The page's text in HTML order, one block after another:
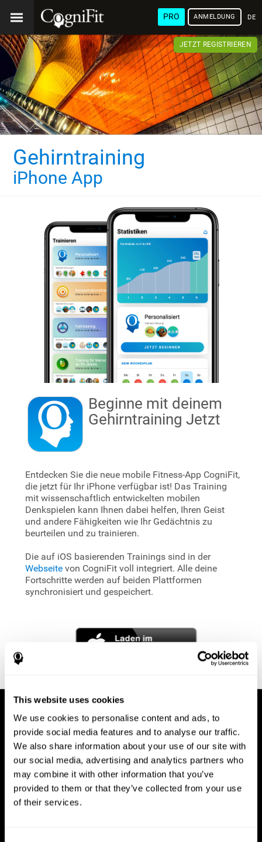
This website uses cookies
We use cookies to personalise content and ads, to
provide social media features and to analyse our traffic.
We also share information about your use of our site with
our social media, advertising and analytics partners who
may combine it with other information that you’ve
provided to them or that they’ve collected from your use
of their services.
PRO ANMELDUNG
JETZT REGISTRIEREN
Gehirntraining
iPhone App
Beginne mit deinem
Gehirntraining Jetzt
Entdecken Sie die neue mobile Fitness-App CogniFit,
die jetzt für Ihr iPhone verfügbar ist! Das Training
mit wissenschaftlich entwickelten mobilen
Denkspielen kann Ihnen dabei helfen, Ihren Geist
und andere Fähigkeiten wie Ihr Gedächtnis zu
beurteilen und zu trainieren.
Die auf iOS basierenden Trainings sind in der
Webseitevon CogniFit voll integriert. Alle deine
Fortschritte werden auf beiden Plattformen
synchronisiert und gespeichert.